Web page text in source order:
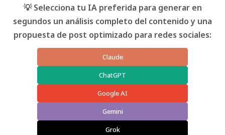
💡 Selecciona tu IA preferida para generar en
segundos un análisis completo del contenido y una
propuesta de post optimizado para redes sociales:
Claude
ChatGPT
Google AI
Gemini
Grok